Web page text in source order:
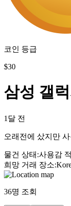
코인 등급
$30
삼성 갤
1달 전
오래전에 샀지만
물건 상태 :사용감
희망 거래 장소:
36명 조회